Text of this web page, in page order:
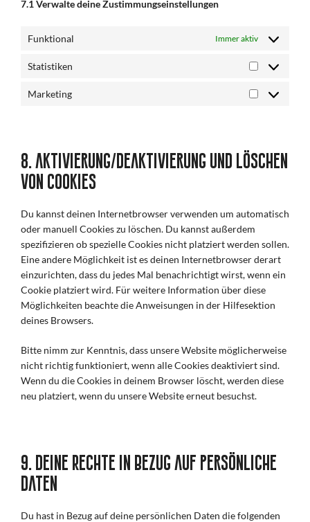
7.1 Verwalte deine Zustimmungseinstellungen
Funktional Immer aktiv
Statistiken
Statistiken
Marketing
Marketing
8. Aktivierung/Deaktivierung und Löschen
von Cookies
Du kannst deinen Internetbrowser verwenden um automatisch
oder manuell Cookies zu löschen. Du kannst außerdem
spezifizieren ob spezielle Cookies nicht platziert werden sollen.
Eine andere Möglichkeit ist es deinen Internetbrowser derart
einzurichten, dass du jedes Mal benachrichtigt wirst, wenn ein
Cookie platziert wird. Für weitere Information über diese
Möglichkeiten beachte die Anweisungen in der Hilfesektion
deines Browsers.
Bitte nimm zur Kenntnis, dass unsere Website möglicherweise
nicht richtig funktioniert, wenn alle Cookies deaktiviert sind.
Wenn du die Cookies in deinem Browser löscht, werden diese
neu platziert, wenn du unsere Website erneut besuchst.
9. Deine Rechte in Bezug auf persönliche
Daten
Du hast in Bezug auf deine persönlichen Daten die folgenden